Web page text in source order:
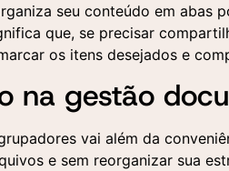
seu conteúdo em abas
que, se precisar
os itens desejados e
na gestão
vai além da
e sem reorganizar sua
Entre em
contato para responder
Solicite uma
Preencha o formulário
para agendar uma
plataforma.
Entre em